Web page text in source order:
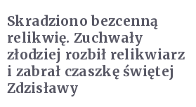
Skradziono bezcenną
relikwię. Zuchwały
złodziej rozbił relikwiarz
i zabrał czaszkę świętej
Zdzisławy